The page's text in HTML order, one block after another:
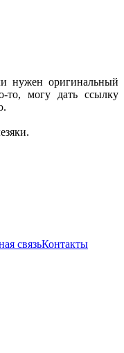
нужен оригинальный
то, могу дать ссылку
связьКонтакты